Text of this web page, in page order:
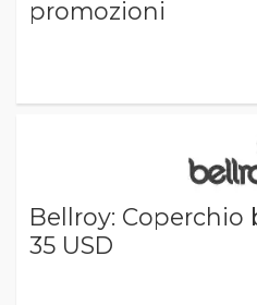
promozioni
Bellroy:
35 USD